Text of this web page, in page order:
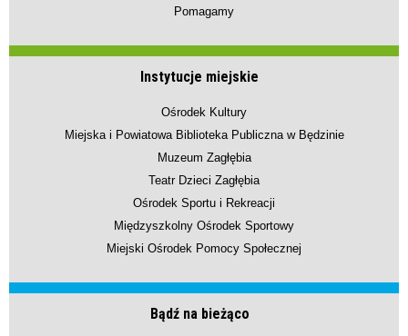
Pomagamy
Instytucje miejskie
Ośrodek Kultury
Miejska i Powiatowa Biblioteka Publiczna w Będzinie
Muzeum Zagłębia
Teatr Dzieci Zagłębia
Ośrodek Sportu i Rekreacji
Międzyszkolny Ośrodek Sportowy
Miejski Ośrodek Pomocy Społecznej
Bądź na bieżąco